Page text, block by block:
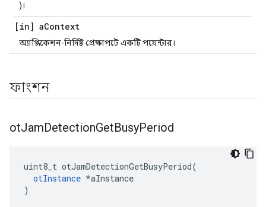
)।
[in] aContext
অ্যাপ্লিকেশন-নির্দিষ্ট প্রেক্ষাপটে একটি পয়েন্টার।
ফাংশন
otJamDetectionGetBusyPeriod
uint8_t otJamDetectionGetBusyPeriod(
otInstance *aInstance
)